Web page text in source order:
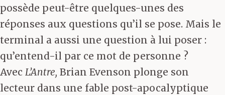
possède peut-être quelques-unes des
réponses aux questions qu’il se pose. Mais le
terminal a aussi une question à lui poser :
qu’entend-il par ce mot de personne ?
Avec L’Antre, Brian Evenson plonge son
lecteur dans une fable post-apocalyptique